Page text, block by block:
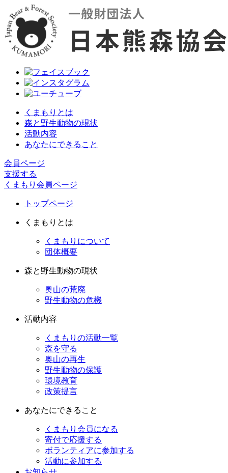
くまもりとは
森と野生動物の現状
活動内容
あなたにできること
会員ページ
支援する
くまもり会員ページ
トップページ
くまもりとは
くまもりについて
団体概要
森と野生動物の現状
奥山の荒廃
野生動物の危機
活動内容
くまもりの活動一覧
森を守る
奥山の再生
野生動物の保護
環境教育
政策提言
あなたにできること
くまもり会員になる
寄付で応援する
ボランティアに参加する
活動に参加する